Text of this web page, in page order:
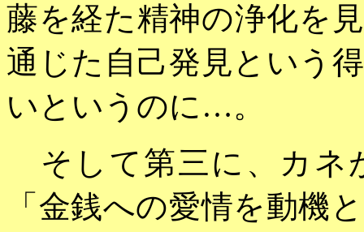
藤を経た精神の浄化を
通じた自己発見という
いというのに…。
そして第三に、カネ
「金銭への愛情を動機